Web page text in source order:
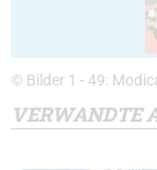
© Bilder 1 - 49:
VERWANDTE